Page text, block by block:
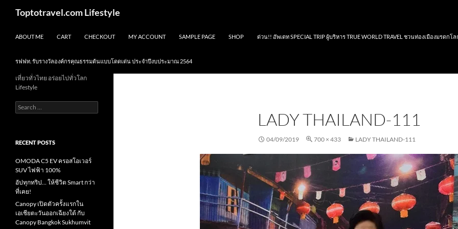
Toptotravel.com Lifestyle
ABOUT ME CART CHECKOUT MY ACCOUNT SAMPLE PAGE SHOP ด่วน!! อัพเดท SPECIAL TRIP ผู้บริหาร TRUE WORLD TRAVEL ชวนท่องเมืองมรดกโล
รฟฟท. รับรางวัลองค์กรคุณธรรมต้นแบบโดดเด่น ประจำปีงบประมาณ 2564
LADY THAILAND-111
04/09/2019 700 × 433 LADY THAILAND-111
เที่ยวทั่วไทย อร่อยไปทั่วโลก
Lifestyle
Search
for:
RECENT POSTS
OMODA C5 EV ครอสโอเวอร์
SUV ไฟฟ้า 100%
อัปทุกทริป… ให้ชีวิต Smart กว่า
ที่เคย!
Canopy เปิดตัวครั้งแรกใน
เอเชียตะวันออกเฉียงใต้ กับ
Canopy Bangkok Sukhumvit